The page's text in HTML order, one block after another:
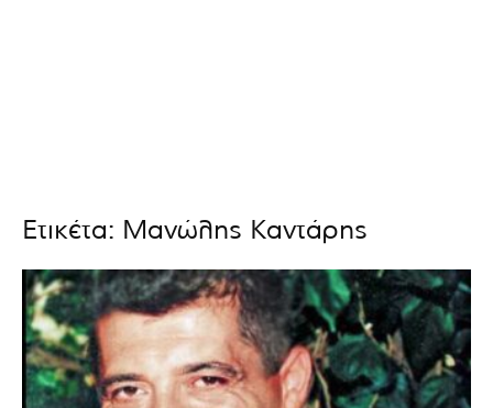
Ετικέτα: Μανώλης Καντάρης